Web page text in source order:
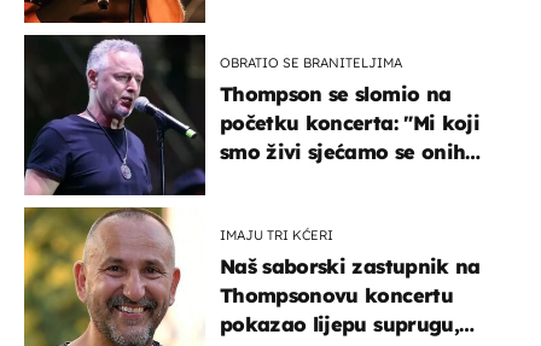
OBRATIO SE BRANITELJIMA
Thompson se slomio na
početku koncerta: "Mi koji
smo živi sjećamo se onih
IMAJU TRI KĆERI
Naš saborski zastupnik na
Thompsonovu koncertu
pokazao lijepu suprugu,